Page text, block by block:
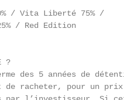
/ Vita Liberté 75% /
/ Red Edition
?
des 5 années de
racheter, pour un